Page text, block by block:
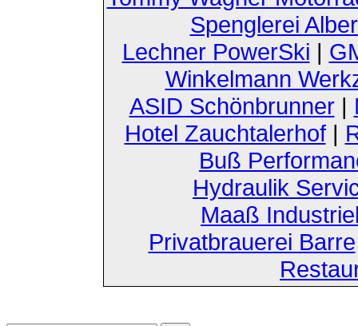
Spenglerei
Lechner PowerSki |
Winkelmann
ASID Schönbrunner|
Hotel Zauchtalerhof|
Buß
Hydraulik
Maaß
Privatbrauerei Barre